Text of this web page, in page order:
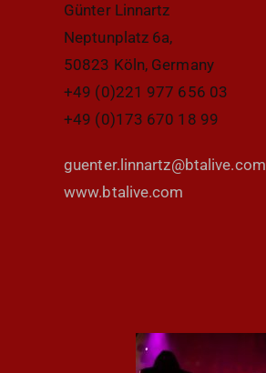
Günter Linnartz
Neptunplatz 6a,
50823 Köln, Germany
+49 (0)221 977 656 03
+49 (0)173 670 18 99
guenter.linnartz@btalive.com
www.btalive.com